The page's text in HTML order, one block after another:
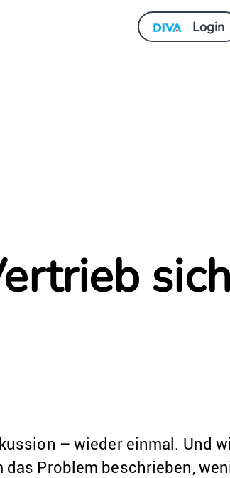
Login
– wieder einmal. Und
Problem beschrieben,